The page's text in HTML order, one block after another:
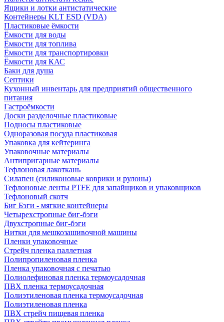
Ящики и лотки антистатические
Контейнеры KLT ESD (VDA)
Пластиковые ёмкости
Ёмкости для воды
Ёмкости для топлива
Ёмкости для транспортировки
Ёмкости для КАС
Баки для душа
Септики
Кухонный инвентарь для предприятий общественного
питания
Гастроёмкости
Доски разделочные пластиковые
Подносы пластиковые
Одноразовая посуда пластиковая
Упаковка для кейтеринга
Упаковочные материалы
Антипригарные материалы
Тефлоновая лакоткань
Силапен (силиконовые коврики и рулоны)
Тефлоновые ленты PTFE для запайщиков и упаковщиков
Тефлоновый скотч
Биг Бэги - мягкие контейнеры
Четырехстропные биг-бэги
Двухстропные биг-бэги
Нитки для мешкозашивочной машины
Пленки упаковочные
Стрейч пленка паллетная
Полипропиленовая пленка
Пленка упаковочная с печатью
Полиолефиновая пленка термоусадочная
ПВХ пленка термоусадочная
Полиэтиленовая пленка термоусадочная
Полиэтиленовая пленка
ПВХ стрейч пищевая пленка